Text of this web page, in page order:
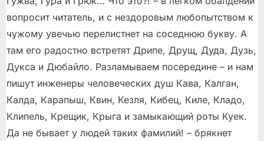
вопросит читатель, и с нездоровым любопытством к
чужому увечью перелистнет на соседнюю букву. А
там его радостно встретят Дрипе, Друщ, Дуда, Дузь,
Дукса и Дюбайло. Разламываем посередине – и нам
пишут инженеры человеческих душ Кава, Калган,
Калда, Карапыш, Квин, Кезля, Кибец, Киле, Кладо,
Клипель, Крещик, Крыга и замыкающий роты Куек.
Да не бывает у людей таких фамилий! – брякнет